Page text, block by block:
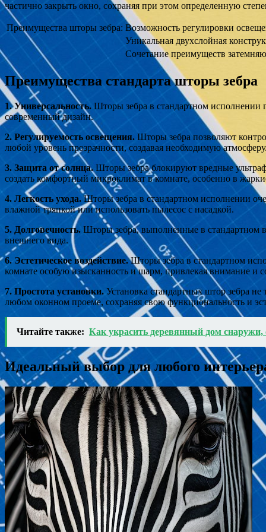
частично закрыть окно, сохраняя при этом определенную
Преимущества шторы зебра: Возможность регулировки
Уникальная двухслойная
Сочетание преимуществ
Преимущества стандарта шторы зебра
1. Универсальность. Шторы зебра в стандартном исполнении
современный дизайн.
2. Регулируемость освещения. Шторы зебра позволяют
любой уровень прозрачности, создавая необходимую
3. Защита от солнца.Шторы зебра блокируют вредные
создать комфортный микроклимат в комнате, особенно в
4. Легкость ухода.Шторы зебра в стандартном исполнении
влажной тряпкой или использовать пылесос с насадкой.
5. Долговечность. Шторы зебра, выполненные в стандартном
внешнего вида.
6. Эстетическое воздействие.Шторы зебра в стандартном
комнате особую изысканность и шарм, привлекая внимание и
7. Простота установки. Установка стандартных штор зебра
любом оконном проеме, сохраняя свою функциональность и
Читайте также: Как украсить деревянный дом
Идеальный выбор для любого